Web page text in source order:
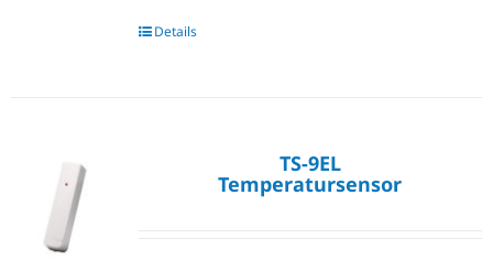
Details
TS-9EL
Temperatursensor